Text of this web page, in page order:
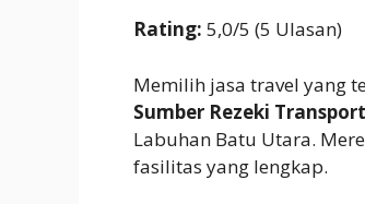
Rating: 5,0/5 (5 Ulasan)
Memilih jasa travel yang
Sumber Rezeki
Labuhan Batu Utara.
fasilitas yang lengkap.